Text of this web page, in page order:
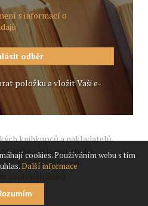
s informací o
položku a vložit Vaši e-
knihkupců a nakladatelů
reklamní studio
AGENTURA s.r.o.
osobních údajů
cookies. Používáním webu s tím
Další informace